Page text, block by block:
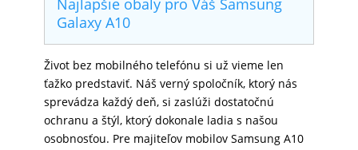
NABÍJANIE
Najlapšie obaly pro Váš Samsung
Galaxy A10
Život bez mobilného telefónu si už vieme len
ťažko predstaviť. Náš verný spoločník, ktorý nás
sprevádza každý deň, si zaslúži dostatočnú
ochranu a štýl, ktorý dokonale ladia s našou
osobnosťou. Pre majiteľov mobilov Samsung A10